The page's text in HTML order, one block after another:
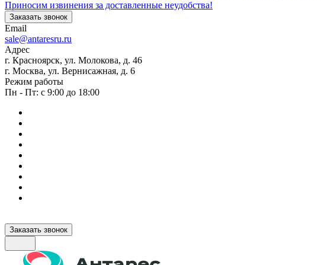
Приносим извинения за доставленные неудобства!
Заказать звонок
Email
sale@antaresru.ru
Адрес
г. Красноярск, ул. Молокова, д. 46
г. Москва, ул. Вернисажная, д. 6
Режим работы
Пн - Пт: с 9:00 до 18:00
Заказать звонок